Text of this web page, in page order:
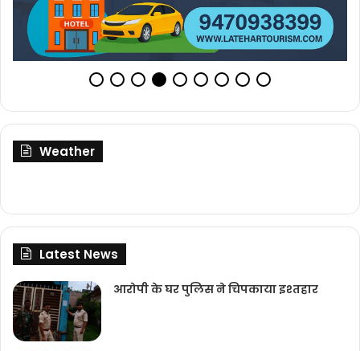
Weather
Latest News
आरोपी के घर पुलिस ने चिपकाया इश्तहार